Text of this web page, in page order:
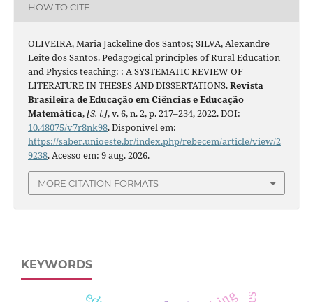
HOW TO CITE
OLIVEIRA, Maria Jackeline dos Santos; SILVA, Alexandre
Leite dos Santos. Pedagogical principles of Rural Education
and Physics teaching: : A SYSTEMATIC REVIEW OF
LITERATURE IN THESES AND DISSERTATIONS.Revista
Brasileira de Educação em Ciências e Educação
Matemática,[S. l.], v. 6, n. 2, p. 217–234, 2022. DOI:
10.48075/v7r8nk98. Disponível em:
https://saber.unioeste.br/index.php/rebecem/article/view/2
9238. Acesso em: 9 aug. 2026.
MORE CITATION FORMATS
KEYWORDS